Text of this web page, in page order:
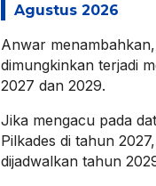
Agustus 2026
Anwar
dimungkinkan terjadi
2027 dan 2029.
Jika mengacu pada
Pilkades di tahun
dijadwalkan tahun